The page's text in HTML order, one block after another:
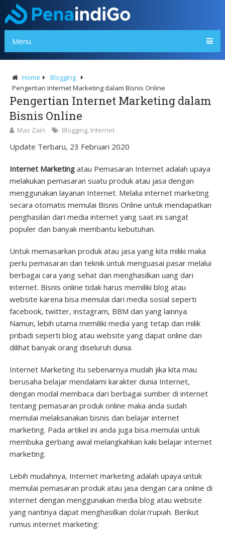
Menu
Home
Blogging
Pengertian Internet Marketing dalam Bisnis Online
Pengertian Internet Marketing dalam
Bisnis Online
Mas Zain Blogging, Internet
Update Terbaru, 23 Februari 2020
Internet Marketingatau Pemasaran Internet adalah upaya
melakukan pemasaran suatu produk atau jasa dengan
menggunakan layanan Internet. Melalui internet marketing
secara otomatis memulai Bisnis Online untuk mendapatkan
penghasilan dari media internet yang saat ini sangat
populer dan banyak membantu kebutuhan.
Untuk memasarkan produk atau jasa yang kita miliki maka
perlu pemasaran dan teknik untuk menguasai pasar melalui
berbagai cara yang sehat dan menghasilkan uang dari
internet. Bisnis online tidak harus memiliki blog atau
website karena bisa memulai dari media sosial seperti
facebook, twitter, instagram, BBM dan yang lainnya.
Namun, lebih utama memiliki media yang tetap dan milik
pribadi seperti blog atau website yang dapat online dan
dilihat banyak orang diseluruh dunia.
Internet Marketing itu sebenarnya mudah jika kita mau
berusaha belajar mendalami karakter dunia Internet,
dengan modal membaca dari berbagai sumber di internet
tentang pemasaran produk online maka anda sudah
memulai melaksanakan bisnis dan belajar internet
marketing. Pada artikel ini anda juga bisa memulai untuk
membuka gerbang awal melangkahkan kaki belajar internet
marketing.
Lebih mudahnya, Internet marketing adalah upaya untuk
memulai pemasaran produk atau jasa dengan cara online di
internet dengan menggunakan media blog atau website
yang nantinya dapat menghasilkan dolar/rupiah. Berikut
rumus internet marketing: